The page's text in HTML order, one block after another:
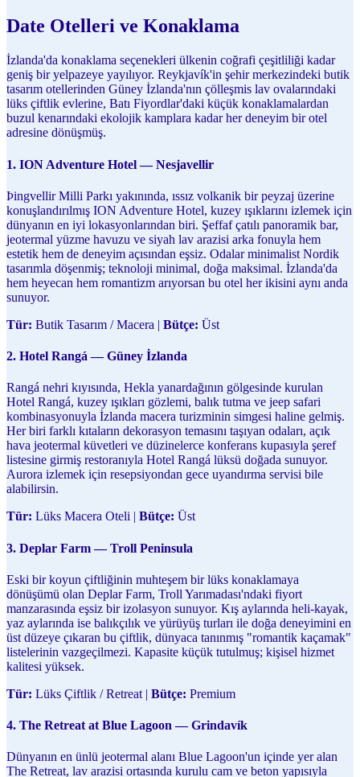
Date Otelleri ve Konaklama
İzlanda'da konaklama seçenekleri ülkenin coğrafi çeşitliliği kadar
geniş bir yelpazeye yayılıyor. Reykjavík'in şehir merkezindeki butik
tasarım otellerinden Güney İzlanda'nın çölleşmis lav ovalarındaki
lüks çiftlik evlerine, Batı Fiyordlar'daki küçük konaklamalardan
buzul kenarındaki ekolojik kamplara kadar her deneyim bir otel
adresine dönüşmüş.
1. ION Adventure Hotel — Nesjavellir
Þingvellir Milli Parkı yakınında, ıssız volkanik bir peyzaj üzerine
konuşlandırılmış ION Adventure Hotel, kuzey ışıklarını izlemek için
dünyanın en iyi lokasyonlarından biri. Şeffaf çatılı panoramik bar,
jeotermal yüzme havuzu ve siyah lav arazisi arka fonuyla hem
estetik hem de deneyim açısından eşsiz. Odalar minimalist Nordik
tasarımla döşenmiş; teknoloji minimal, doğa maksimal. İzlanda'da
hem heyecan hem romantizm arıyorsan bu otel her ikisini aynı anda
sunuyor.
Tür: Butik Tasarım / Macera | Bütçe: Üst
2. Hotel Rangá — Güney İzlanda
Rangá nehri kıyısında, Hekla yanardağının gölgesinde kurulan
Hotel Rangá, kuzey ışıkları gözlemi, balık tutma ve jeep safari
kombinasyonuyla İzlanda macera turizminin simgesi haline gelmiş.
Her biri farklı kıtaların dekorasyon temasını taşıyan odaları, açık
hava jeotermal küvetleri ve düzinelerce konferans kupasıyla şeref
listesine girmiş restoranıyla Hotel Rangá lüksü doğada sunuyor.
Aurora izlemek için resepsiyondan gece uyandırma servisi bile
alabilirsin.
Tür: Lüks Macera Oteli | Bütçe: Üst
3. Deplar Farm — Troll Peninsula
Eski bir koyun çiftliğinin muhteşem bir lüks konaklamaya
dönüşümü olan Deplar Farm, Troll Yarımadası'ndaki fiyort
manzarasında eşsiz bir izolasyon sunuyor. Kış aylarında heli-kayak,
yaz aylarında ise balıkçılık ve yürüyüş turları ile doğa deneyimini en
üst düzeye çıkaran bu çiftlik, dünyaca tanınmış "romantik kaçamak"
listelerinin vazgeçilmezi. Kapasite küçük tutulmuş; kişisel hizmet
kalitesi yüksek.
Tür: Lüks Çiftlik / Retreat | Bütçe: Premium
4. The Retreat at Blue Lagoon — Grindavík
Dünyanın en ünlü jeotermal alanı Blue Lagoon'un içinde yer alan
The Retreat, lav arazisi ortasında kurulu cam ve beton yapısıyla